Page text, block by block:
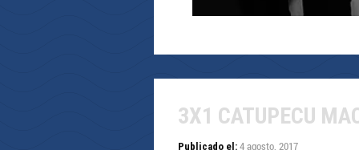
3X1 CATUPECU
Publicado el: 4 agosto, 2017